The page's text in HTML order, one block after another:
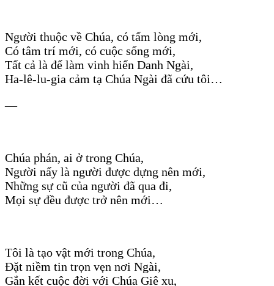
Người thuộc về Chúa, có tấm lòng mới,
Có tâm trí mới, có cuộc sống mới,
Tất cả là để làm vinh hiển Danh Ngài,
Ha-lê-lu-gia cảm tạ Chúa Ngài đã cứu tôi…
—
Chúa phán, ai ở trong Chúa,
Người nấy là người được dựng nên mới,
Những sự cũ của người đã qua đi,
Mọi sự đều được trở nên mới…
Tôi là tạo vật mới trong Chúa,
Đặt niềm tin trọn vẹn nơi Ngài,
Gắn kết cuộc đời với Chúa Giê xu,